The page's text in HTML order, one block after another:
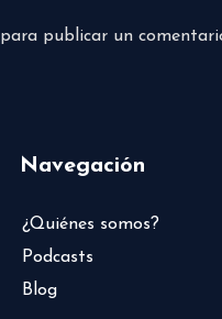
para publicar un
Navegación
¿Quiénes somos?
Podcasts
Blog